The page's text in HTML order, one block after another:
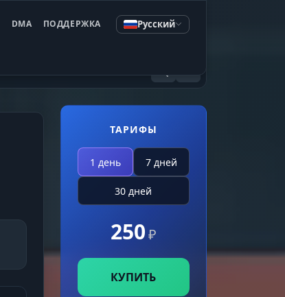
DMA ПОДДЕРЖКА Русский
ТАРИФЫ
1 день 7 дней
30 дней
250₽
КУПИТЬ